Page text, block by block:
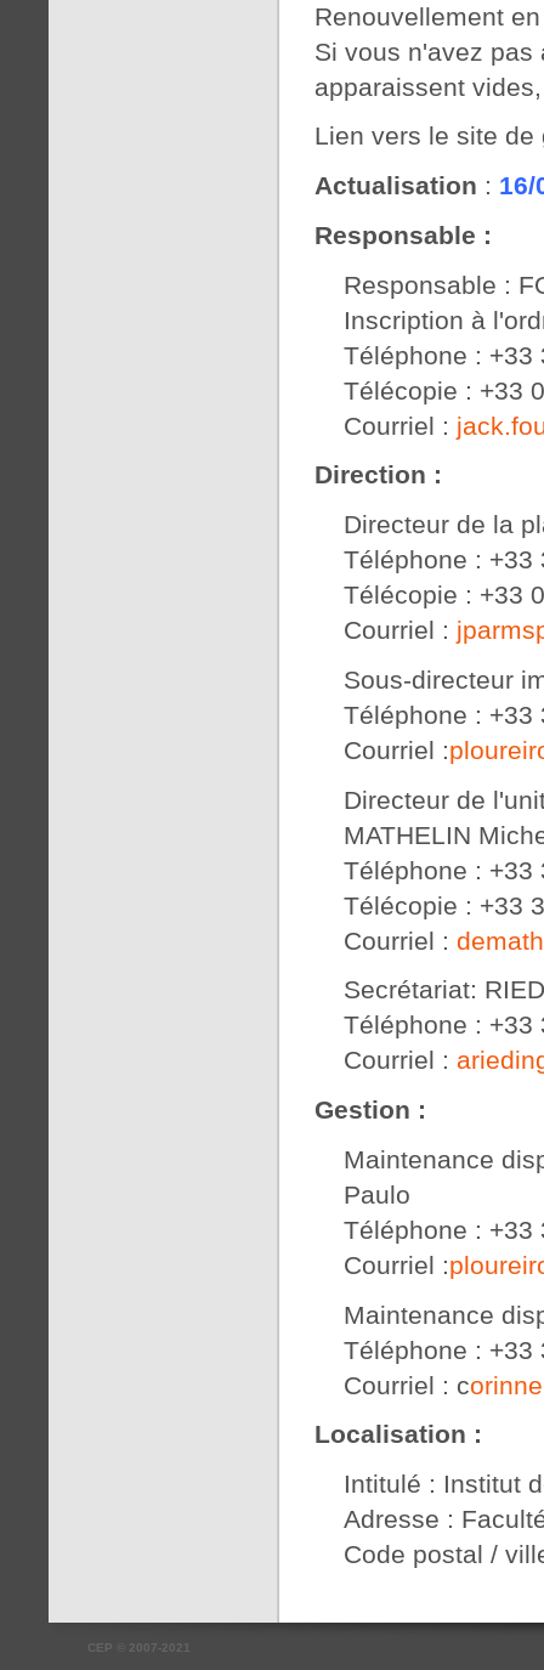
Renouvellement
Si vous n'avez pas
apparaissent
Lien vers le site de
Actualisation : 16/
Responsable :
Responsable :
Inscription à
Téléphone : +33
Télécopie : +33
Courriel :
Direction :
Directeur de la
Téléphone : +33
Télécopie : +33
Courriel :
Sous-directeur
Téléphone : +33
Courriel :
Directeur de
MATHELIN
Téléphone : +33
Télécopie : +33
Courriel :
Secrétariat:
Téléphone : +33
Courriel :
Gestion :
Maintenance
Paulo
Téléphone : +33
Courriel :
Maintenance
Téléphone : +33
Courriel : c
Localisation :
Intitulé : Institut
Adresse :
Code postal /
CEP 2007-2021